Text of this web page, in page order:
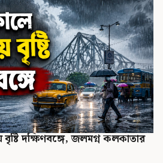
দক্ষিণবঙ্গে, জলমগ্ন কলকাতার